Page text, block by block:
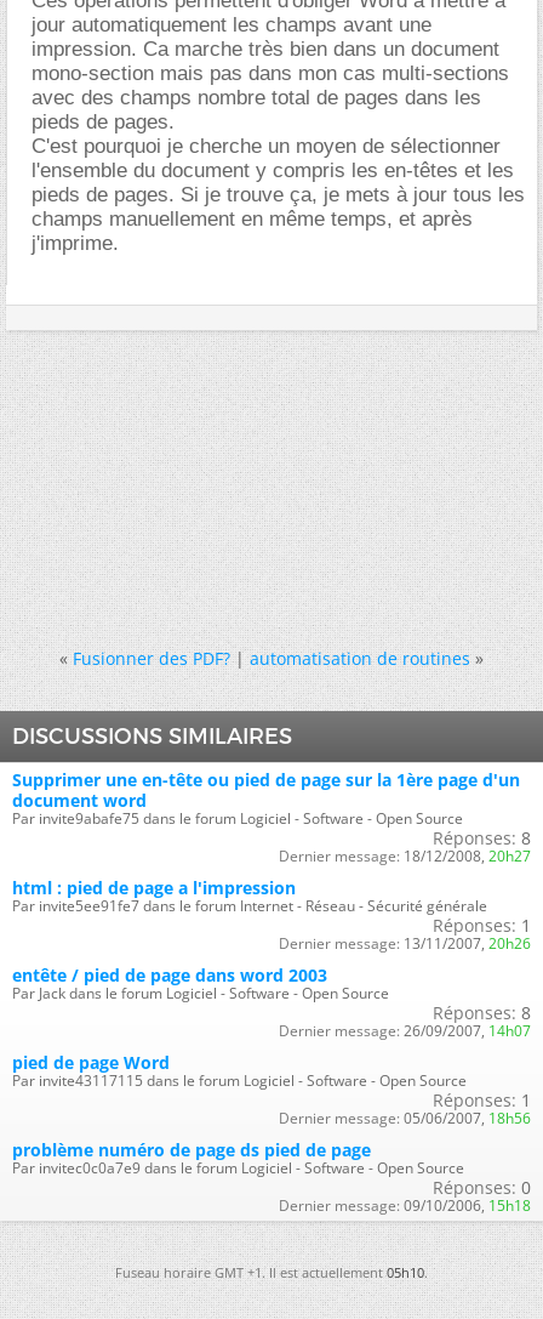
jour automatiquement les champs avant une
impression. Ca marche très bien dans un document
mono-section mais pas dans mon cas multi-sections
avec des champs nombre total de pages dans les
pieds de pages.
C'est pourquoi je cherche un moyen de sélectionner
l'ensemble du document y compris les en-têtes et les
pieds de pages. Si je trouve ça, je mets à jour tous les
champs manuellement en même temps, et après
j'imprime.
« Fusionner des PDF?|automatisation de routines »
DISCUSSIONS SIMILAIRES
Supprimer une en-tête ou pied de page sur la 1ère page d'un
document word
Par invite9abafe75 dans le forum Logiciel - Software - Open Source
Réponses: 8
Dernier message: 18/12/2008, 20h27
html : pied de page a l'impression
Par invite5ee91fe7 dans le forum Internet - Réseau - Sécurité générale
Réponses: 1
Dernier message: 13/11/2007, 20h26
entête / pied de page dans word 2003
Par Jack dans le forum Logiciel - Software - Open Source
Réponses: 8
Dernier message: 26/09/2007, 14h07
pied de page Word
Par invite43117115 dans le forum Logiciel - Software - Open Source
Réponses: 1
Dernier message: 05/06/2007, 18h56
problème numéro de page ds pied de page
Par invitec0c0a7e9 dans le forum Logiciel - Software - Open Source
Réponses: 0
Dernier message: 09/10/2006, 15h18
Fuseau horaire GMT +1. Il est actuellement05h10.